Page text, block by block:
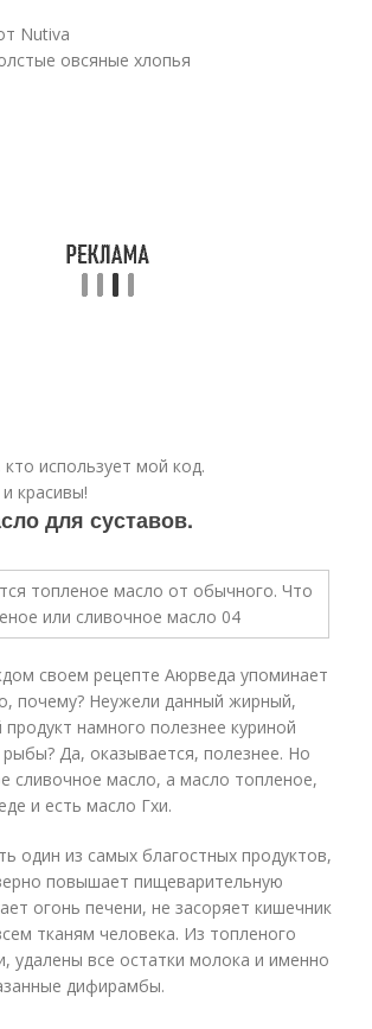
Nutiva
овсяные хлопья
использует мой код.
красивы!
для суставов.
своем рецепте Аюрведа упоминает
почему? Неужели данный жирный,
намного полезнее куриной
рыбы? Да, оказывается, полезнее. Но
сливочное масло, а масло топленое,
и есть масло Гхи.
один из самых благостных продуктов,
повышает пищеварительную
огонь печени, не засоряет кишечник
тканям человека. Из топленого
удалены все остатки молока и именно
дифирамбы.